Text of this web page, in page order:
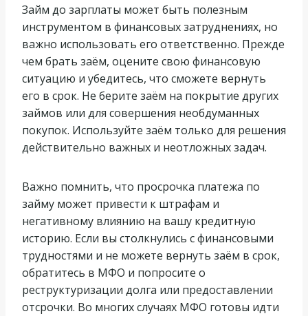
Займ до зарплаты может быть полезным
инструментом в финансовых затруднениях, но
важно использовать его ответственно. Прежде
чем брать заём, оцените свою финансовую
ситуацию и убедитесь, что сможете вернуть
его в срок. Не берите заём на покрытие других
займов или для совершения необдуманных
покупок. Используйте заём только для решения
действительно важных и неотложных задач.
Важно помнить, что просрочка платежа по
займу может привести к штрафам и
негативному влиянию на вашу кредитную
историю. Если вы столкнулись с финансовыми
трудностями и не можете вернуть заём в срок,
обратитесь в МФО и попросите о
реструктуризации долга или предоставлении
отсрочки. Во многих случаях МФО готовы идти